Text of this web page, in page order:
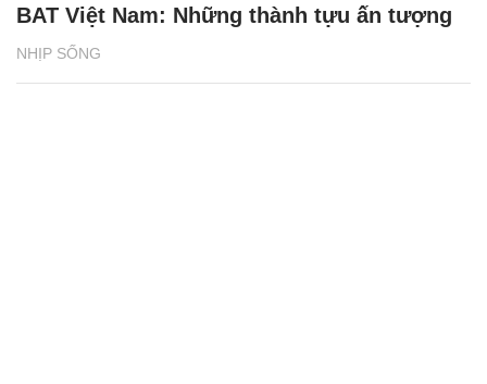
NHỊP SỐNG
BAT Việt Nam: Những thành tựu ấn tượng